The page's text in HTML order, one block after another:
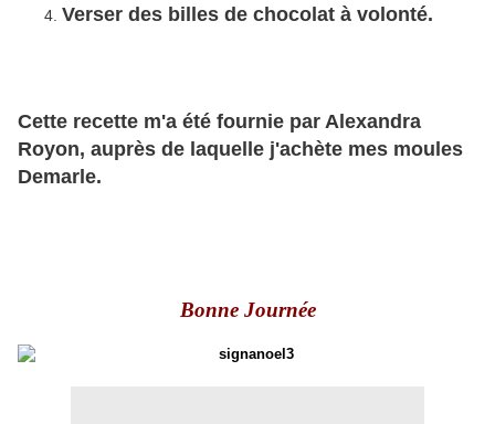
Verser des billes de chocolat à volonté.
Cette recette m'a été fournie par Alexandra
Royon, auprès de laquelle j'achète mes moules
Demarle.
Bonne Journée